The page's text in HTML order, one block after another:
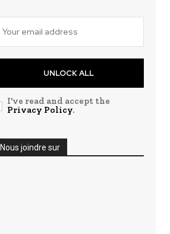
UNLOCK ALL
I've read and accept the
Privacy Policy.
Nous joindre sur